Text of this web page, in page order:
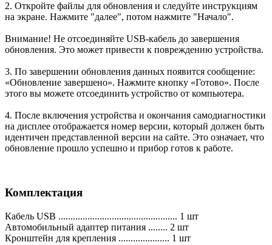
2. Откройте файлы для обновления и следуйте инструкциям
на экране. Нажмите "далее", потом нажмите "Начало".
Внимание! Не отсоединяйте USB-кабель до завершения
обновления. Это может привести к повреждению устройства.
3. По завершении обновления данных появится сообщение:
«Обновление завершено». Нажмите кнопку «Готово». После
этого вы можете отсоединить устройство от компьютера.
4. После включения устройства и окончания самодиагностики
на дисплее отображается номер версии, который должен быть
идентичен представленной версии на сайте. Это означает, что
обновление прошло успешно и прибор готов к работе.
Комплектация
Кабель USB ................................................. 1 шт
Автомобильный адаптер питания ........ 2 шт
Кронштейн для крепления ..................... 1 шт